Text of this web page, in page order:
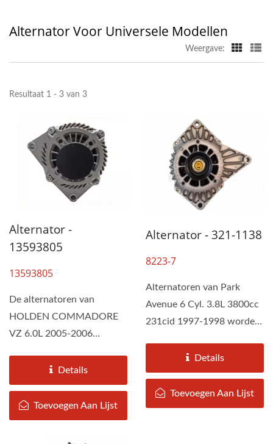
Alternator Voor Universele Modellen
Weergave:
Resultaat 1 - 3 van 3
Alternator -
13593805
13593805
De alternatoren van
HOLDEN COMMADORE
VZ 6.0L 2005-2006
door DAH KEE volgens...
Details
Toevoegen Aan Lijst
Alternator - 321-1138
8223-7
Alternatoren van Park
Avenue 6 Cyl. 3.8L 3800cc
231cid 1997-1998 worden
Details
Toevoegen Aan Lijst